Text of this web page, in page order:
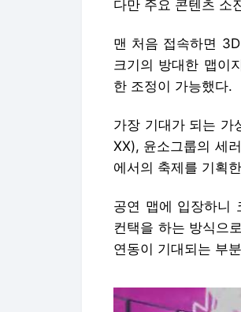
다만 주요 콘텐츠 소
맨 처음 접속하면
크기의 방대한 맵이
한 조정이 가능했다.
가장 기대가 되는 가
XX), 윤소그룹의 세
에서의 축제를 기획
공연 맵에 입장하니
컨택을 하는 방식으
연동이 기대되는 부